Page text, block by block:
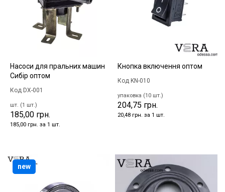
Насоси для пральних машин
Сибір оптом
Код DX-001
шт. (1 шт.)
185,00 грн.
185,00 грн. за 1 шт.
Кнопка включення оптом
Код KN-010
упаковка (10 шт.)
204,75 грн.
20,48 грн. за 1 шт.
new